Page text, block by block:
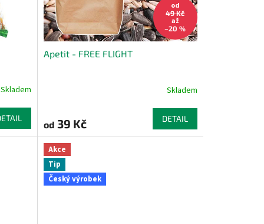
Skladem
od
49 Kč
až
–20 %
Apetit - FREE FLIGHT
Skladem
od 39 Kč DETAIL
Akce
Tip
Český výrobek